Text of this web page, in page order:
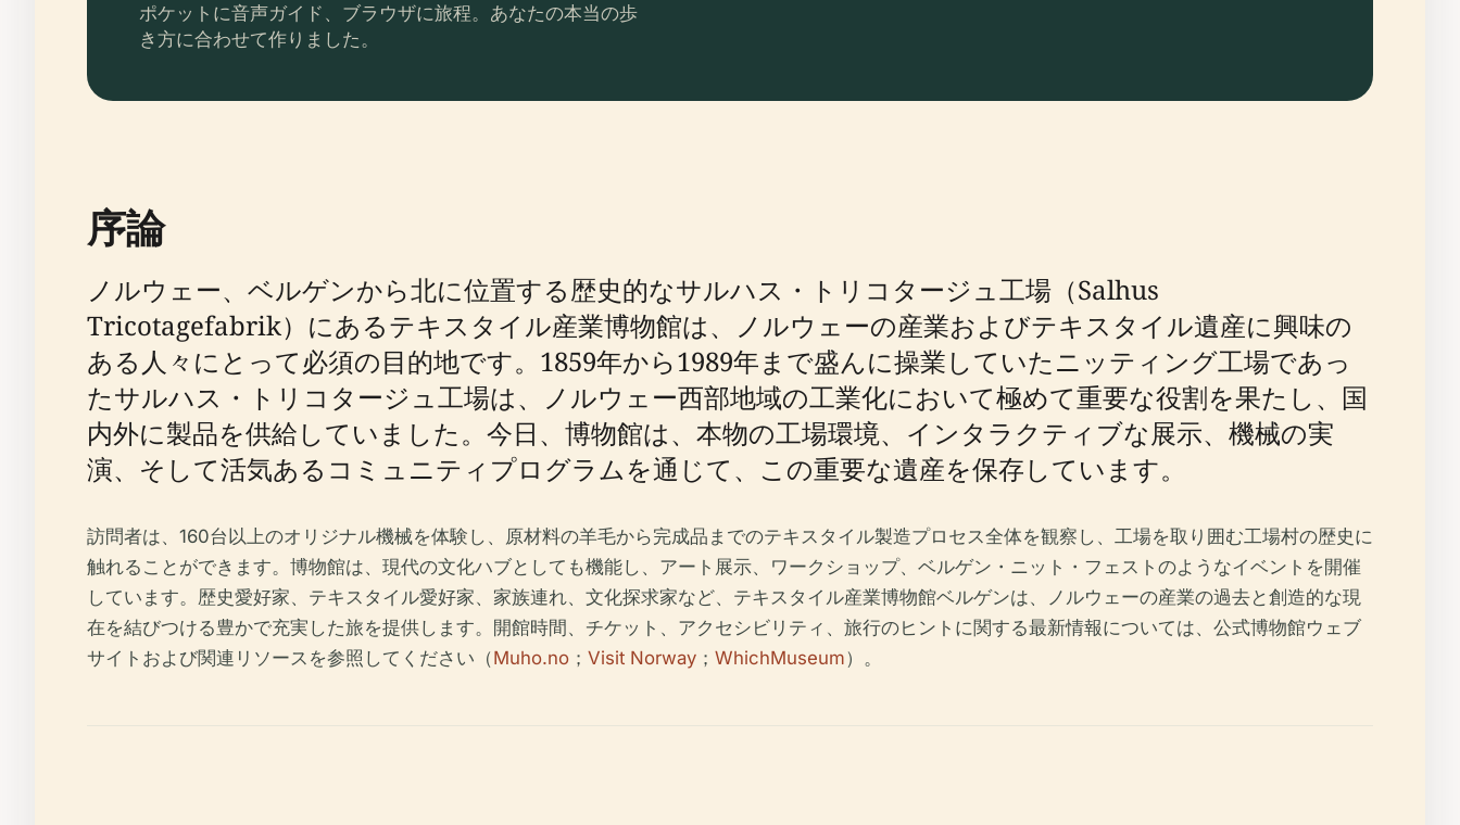
ポケットに音声ガイド、ブラウザに旅程。あなたの本当の歩
き方に合わせて作りました。
序論
ノルウェー、ベルゲンから北に位置する歴史的なサルハス・トリコタージュ工場（Salhus
Tricotagefabrik）にあるテキスタイル産業博物館は、ノルウェーの産業およびテキスタイル遺産に興味の
ある人々にとって必須の目的地です。1859年から1989年まで盛んに操業していたニッティング工場であっ
たサルハス・トリコタージュ工場は、ノルウェー西部地域の工業化において極めて重要な役割を果たし、国
内外に製品を供給していました。今日、博物館は、本物の工場環境、インタラクティブな展示、機械の実
演、そして活気あるコミュニティプログラムを通じて、この重要な遺産を保存しています。
訪問者は、160台以上のオリジナル機械を体験し、原材料の羊毛から完成品までのテキスタイル製造プロセス全体を観察し、工場を取り囲む工場村の歴史に
触れることができます。博物館は、現代の文化ハブとしても機能し、アート展示、ワークショップ、ベルゲン・ニット・フェストのようなイベントを開催
しています。歴史愛好家、テキスタイル愛好家、家族連れ、文化探求家など、テキスタイル産業博物館ベルゲンは、ノルウェーの産業の過去と創造的な現
在を結びつける豊かで充実した旅を提供します。開館時間、チケット、アクセシビリティ、旅行のヒントに関する最新情報については、公式博物館ウェブ
サイトおよび関連リソースを参照してください（Muho.no ； Visit Norway ； WhichMuseum）。